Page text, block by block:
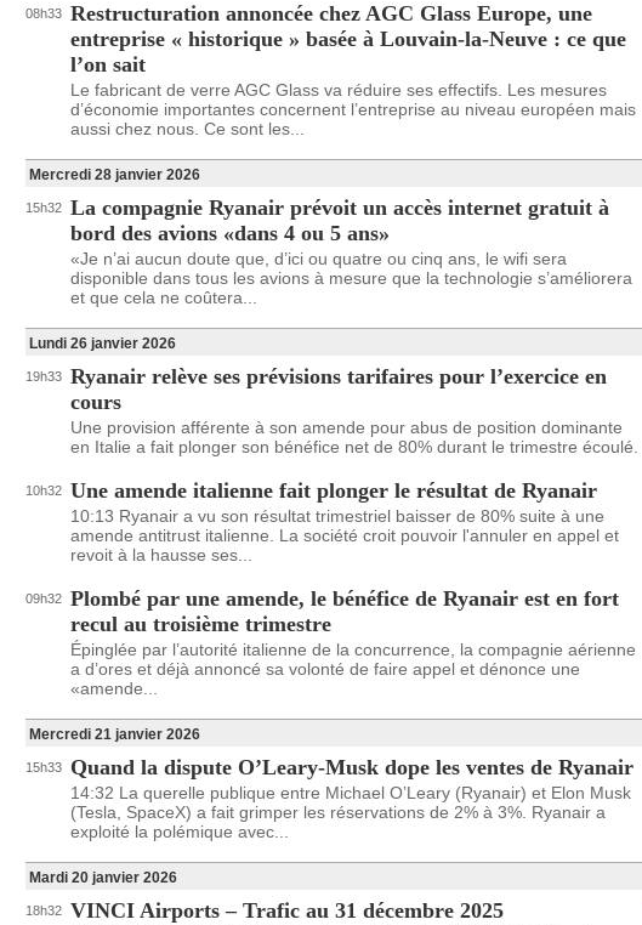
08h33 Restructuration annoncée chez AGC Glass Europe, une
entreprise « historique » basée à Louvain-la-Neuve : ce que
l’on sait
Le fabricant de verre AGC Glass va réduire ses effectifs. Les mesures
d’économie importantes concernent l’entreprise au niveau européen mais
aussi chez nous. Ce sont les...
Mercredi 28 janvier 2026
15h32 La compagnie Ryanair prévoit un accès internet gratuit à
bord des avions «dans 4 ou 5 ans»
«Je n’ai aucun doute que, d’ici ou quatre ou cinq ans, le wifi sera
disponible dans tous les avions à mesure que la technologie s’améliorera
et que cela ne coûtera...
Lundi 26 janvier 2026
19h33 Ryanair relève ses prévisions tarifaires pour l’exercice en
cours
Une provision afférente à son amende pour abus de position dominante
en Italie a fait plonger son bénéfice net de 80% durant le trimestre écoulé.
10h32 Une amende italienne fait plonger le résultat de Ryanair
10:13 Ryanair a vu son résultat trimestriel baisser de 80% suite à une
amende antitrust italienne. La société croit pouvoir l'annuler en appel et
revoit à la hausse ses...
09h32 Plombé par une amende, le bénéfice de Ryanair est en fort
recul au troisième trimestre
Épinglée par l’autorité italienne de la concurrence, la compagnie aérienne
a d’ores et déjà annoncé sa volonté de faire appel et dénonce une
«amende...
Mercredi 21 janvier 2026
15h33 Quand la dispute O’Leary-Musk dope les ventes de Ryanair
14:32 La querelle publique entre Michael O’Leary (Ryanair) et Elon Musk
(Tesla, SpaceX) a fait grimper les réservations de 2% à 3%. Ryanair a
exploité la polémique avec...
Mardi 20 janvier 2026
18h32 VINCI Airports – Trafic au 31 décembre 2025